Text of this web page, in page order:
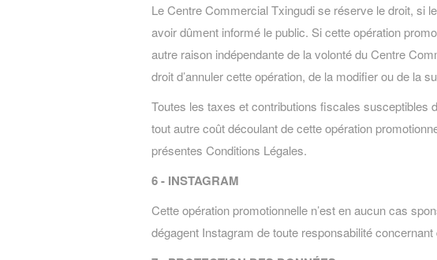
Le Centre Commercial Txingudi se réserve le droit, si
avoir dûment informé le public. Si cette opération
autre raison indépendante de la volonté du Centre
droit d’annuler cette opération, de la modifier ou de la
Toutes les taxes et contributions fiscales susceptibles
tout autre coût découlant de cette opération
présentes Conditions Légales.
6 - INSTAGRAM
Cette opération promotionnelle n’est en aucun cas
dégagent Instagram de toute responsabilité